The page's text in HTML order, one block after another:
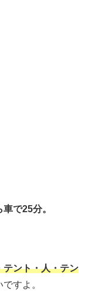
で25分。
テント・人・テン
すよ。